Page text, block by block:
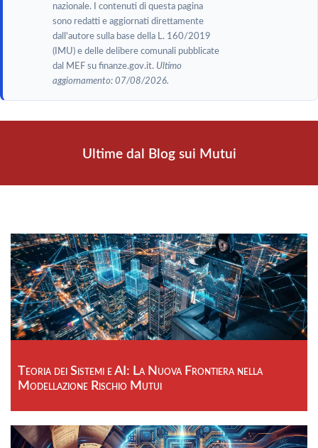
nazionale. I contenuti di questa pagina
sono redatti e aggiornati direttamente
dall'autore sulla base della L. 160/2019
(IMU) e delle delibere comunali pubblicate
dal MEF su finanze.gov.it. Ultimo
aggiornamento: 07/08/2026.
Ultime dal Blog sui Mutui
Teoria dei Sistemi e AI: La Nuova Frontiera nella
Modellazione Rischio Mutui